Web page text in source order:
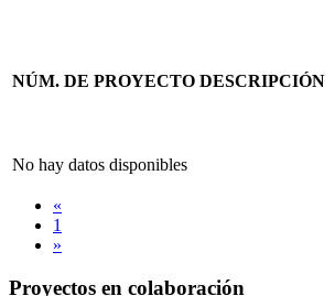
NÚM. DE PROYECTO DESCRIPCIÓN
No hay datos disponibles
«
1
»
Proyectos en colaboración